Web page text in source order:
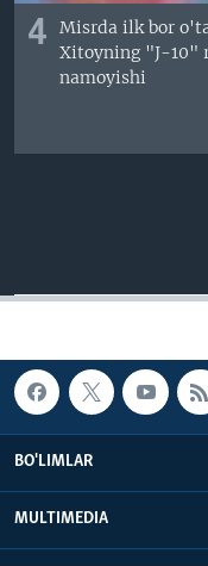
4
Misrda ilk bor
Xitoyning "J-10"
namoyishi
BO'LIMLAR
MULTIMEDIA